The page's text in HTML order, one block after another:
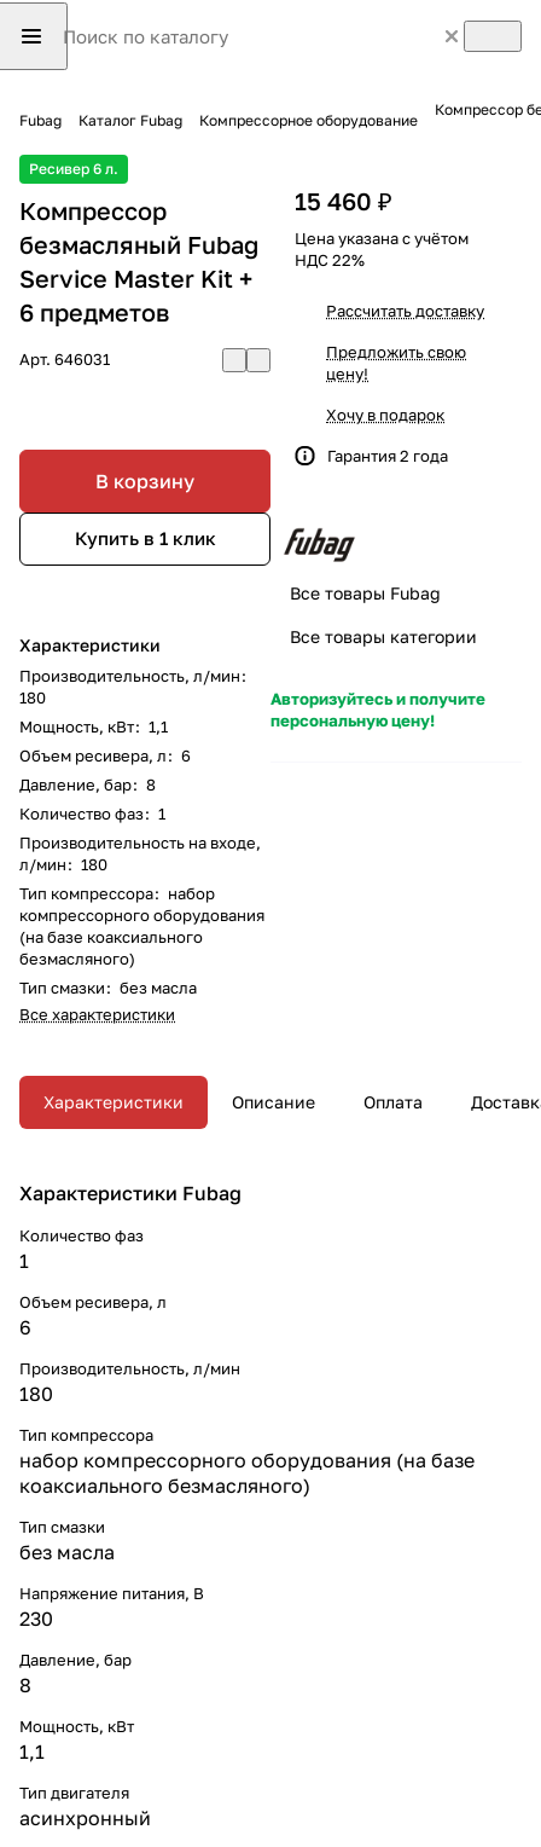
Fubag Каталог Fubag Компрессорное оборудование
Компрессор
Ресивер 6 л.
Компрессор
безмасляный Fubag
Service Master Kit +
6 предметов
Арт. 646031
В корзину
Купить в 1 клик
Характеристики
Производительность, л/мин:
180
Мощность, кВт: 1,1
Объем ресивера, л: 6
Давление, бар: 8
Количество фаз: 1
Производительность на входе,
л/мин: 180
Тип компрессора: набор
компрессорного оборудования
(на базе коаксиального
безмасляного)
Тип смазки: без масла
Все характеристики
15 460 ₽
Цена указана с учётом
НДС 22%
Рассчитать доставку
Предложить свою
цену!
Хочу в подарок
Гарантия 2 года
Все товары Fubag
Все товары категории
Авторизуйтесь и получите
персональную цену!
Характеристики Описание Оплата
Характеристики Fubag
Количество фаз
1
Объем ресивера, л
6
Производительность, л/мин
180
Тип компрессора
набор компрессорного оборудования (на базе
коаксиального безмасляного)
Тип смазки
без масла
Напряжение питания, В
230
Давление, бар
8
Мощность, кВт
1,1
Тип двигателя
асинхронный